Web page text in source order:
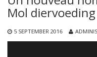
Mol
5 SEPTEMBER 2016